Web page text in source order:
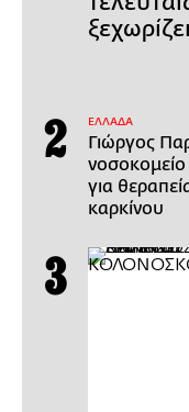
ΕΛΛΑΔΑ
Γιώργος
για
καρκίνου